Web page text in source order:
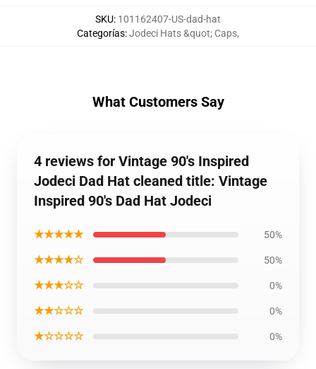
SKU: 101162407-US-dad-hat
Categorías:Jodeci Hats &quot; Caps,
What Customers Say
4 reviews for Vintage 90's Inspired
Jodeci Dad Hat cleaned title: Vintage
Inspired 90's Dad Hat Jodeci
★★★★★ 50%
★★★★☆ 50%
★★★☆☆ 0%
★★☆☆☆ 0%
★☆☆☆☆ 0%